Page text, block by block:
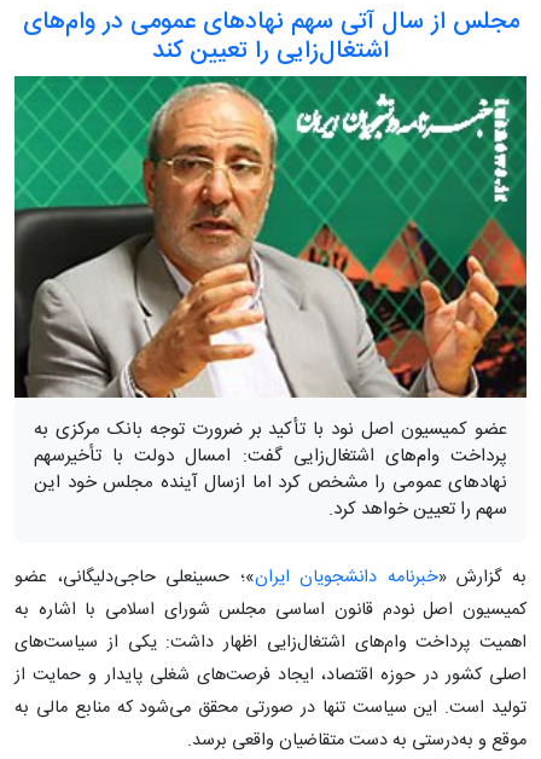
مجلس از سال آتی سهم نهادهای عمومی در وام‌های
اشتغال‌زایی را تعیین کند
عضو کمیسیون اصل نود با تأکید بر ضرورت توجه بانک مرکزی به
پرداخت وام‌های اشتغال‌زایی گفت: امسال دولت با تأخیرسهم
نهادهای عمومی را مشخص کرد اما ازسال آینده مجلس خود این
سهم را تعیین خواهد کرد.
به گزارش «خبرنامه دانشجویان ایران»؛ حسینعلی حاجی‌دلیگانی، عضو
کمیسیون اصل نودم قانون اساسی مجلس شورای اسلامی با اشاره به
اهمیت پرداخت وام‌های اشتغال‌زایی اظهار داشت: یکی از سیاست‌های
اصلی کشور در حوزه اقتصاد، ایجاد فرصت‌های شغلی پایدار و حمایت از
تولید است. این سیاست تنها در صورتی محقق می‌شود که منابع مالی به
موقع و به‌درستی به دست متقاضیان واقعی برسد.